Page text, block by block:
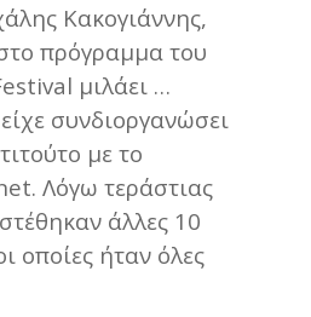
Κακογιάννης,
πρόγραμμα του
μιλάει …
συνδιοργανώσει
με το
. Λόγω τεράστιας
άλλες 10
οποίες ήταν όλες